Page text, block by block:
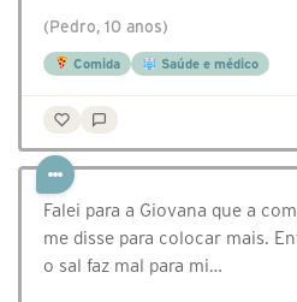
(Pedro, 10 anos)
Comida Saúde e médico
Falei para a Giovana que a
me disse para colocar mais.
o sal faz mal para mi…